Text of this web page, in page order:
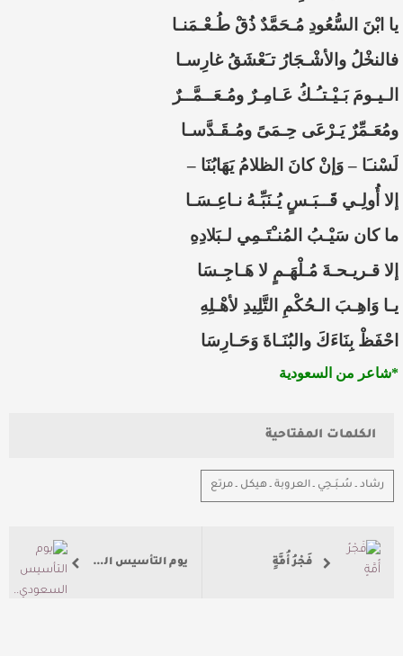
يا ابْنَ السُّعُودِ مُـحَمَّدٌ ذُقْ طُـعْـمَنـا
فالنخْلُ والأشْـجَارُ تـَعْشَقُ غارِسـا
الـيـومَ بَـيْـتـُـكُ عَـامِـرٌ ومُـعَــمَّــرٌ
ومُعَـمِّرٌ يَـرْعَى حِـمَىً ومُـقَـدَّسـا
لَسْنـَا – وَإنْ كانَ الظلامُ يَهَابُنَا –
إلا أُولِـي قَــبَـسٍ يُـنَبِّـهُ نـاعِـسَـا
ما كان سَيْـبُ المُنـْتَـمِي لـبَلادِهِ
إلا قـريـحـةَ مُـلْهَـمٍ لا هَـاجِـسَا
يـا وَاهِـبَ الـحُكْمِ التَّلِيدِ لأهْـلِهِ
احْفَظْ بِنَاءَكَ والبُنَـاةَ وَحَـارِسَا
*شاعر من السعودية
الكلمات المفتاحية
رشاد ـ سُـبَـحِي ـ العروبة ـ هيكل ـ مرتع
فَجْرُ أُمَّةٍ يوم التأسيس السعودي.. شواهد الماضي وامتداد الحاضر